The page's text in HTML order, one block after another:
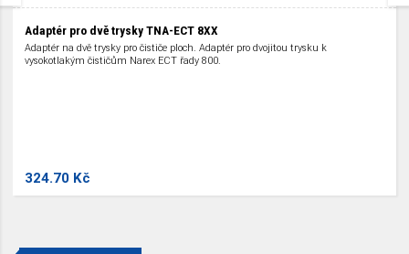
Adaptér pro dvě trysky TNA-ECT 8XX
Adaptér na dvě trysky pro čističe ploch. Adaptér pro dvojitou trysku k
vysokotlakým čističům Narex ECT řady 800.
324.70 Kč